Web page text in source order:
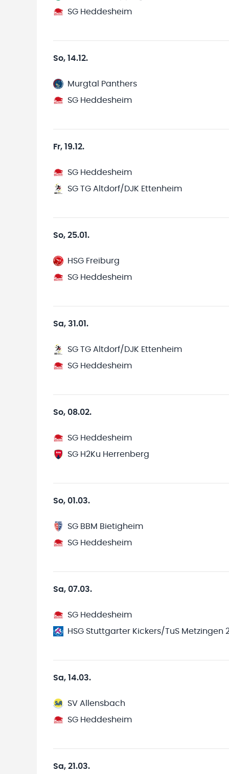
SG Heddesheim
So, 14.12.
Murgtal Panthers
SG Heddesheim
Fr, 19.12.
SG Heddesheim
SG TG Altdorf/DJK Ettenheim
So, 25.01.
HSG Freiburg
SG Heddesheim
Sa, 31.01.
SG TG Altdorf/DJK Ettenheim
SG Heddesheim
So, 08.02.
SG Heddesheim
SG H2Ku Herrenberg
So, 01.03.
SG BBM Bietigheim
SG Heddesheim
Sa, 07.03.
SG Heddesheim
HSG Stuttgarter Kickers/TuS Metzingen
Sa, 14.03.
SV Allensbach
SG Heddesheim
Sa, 21.03.